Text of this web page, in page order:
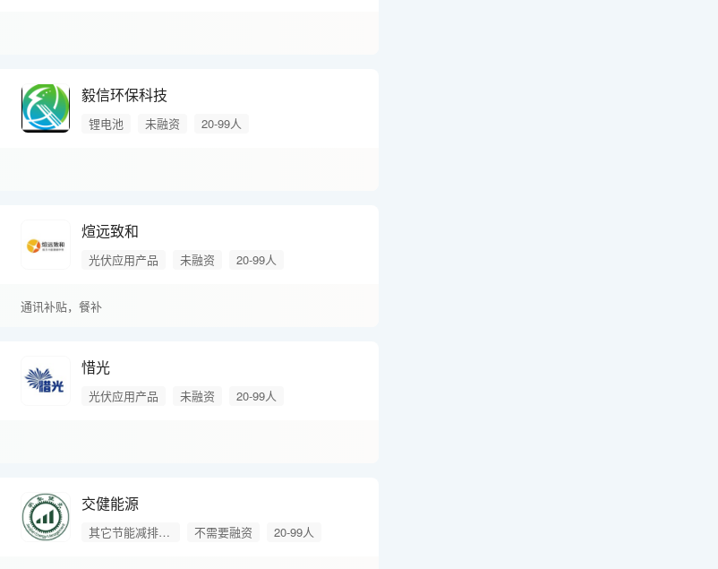
毅信环保科技
锂电池 未融资 20-99人
煊远致和
光伏应用产品 未融资 20-99人
通讯补贴， 餐补
惜光
光伏应用产品 未融资 20-99人
交健能源
其它节能减排产品 不需要融资 20-99人